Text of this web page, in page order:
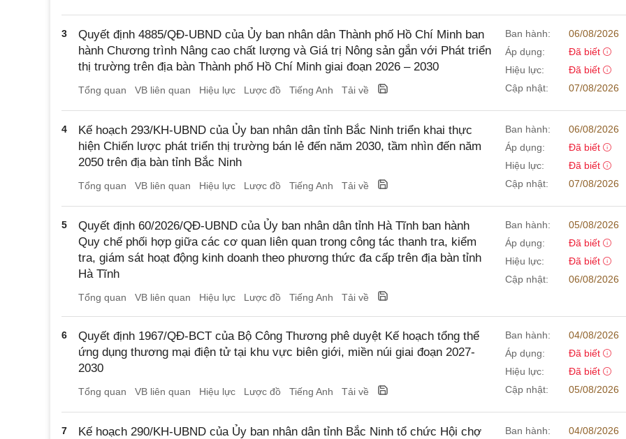
3
Quyết định 4885/QĐ-UBND của Ủy ban nhân dân Thành phố Hồ Chí Minh ban
hành Chương trình Nâng cao chất lượng và Giá trị Nông sản gắn với Phát triển
thị trường trên địa bàn Thành phố Hồ Chí Minh giai đoạn 2026 – 2030
Tổng quan VB liên quan Hiệu lực Lược đồ Tiếng Anh Tải về
Ban hành:
06/08/2026
Áp dụng:
Đã biết
Hiệu lực:
Đã biết
Cập nhật:
07/08/2026
4
Kế hoạch 293/KH-UBND của Ủy ban nhân dân tỉnh Bắc Ninh triển khai thực
hiện Chiến lược phát triển thị trường bán lẻ đến năm 2030, tầm nhìn đến năm
2050 trên địa bàn tỉnh Bắc Ninh
Tổng quan VB liên quan Hiệu lực Lược đồ Tiếng Anh Tải về
Ban hành:
06/08/2026
Áp dụng:
Đã biết
Hiệu lực:
Đã biết
Cập nhật:
07/08/2026
5
Quyết định 60/2026/QĐ-UBND của Ủy ban nhân dân tỉnh Hà Tĩnh ban hành
Quy chế phối hợp giữa các cơ quan liên quan trong công tác thanh tra, kiểm
tra, giám sát hoạt động kinh doanh theo phương thức đa cấp trên địa bàn tỉnh
Hà Tĩnh
Tổng quan VB liên quan Hiệu lực Lược đồ Tiếng Anh Tải về
Ban hành:
05/08/2026
Áp dụng:
Đã biết
Hiệu lực:
Đã biết
Cập nhật:
06/08/2026
6
Quyết định 1967/QĐ-BCT của Bộ Công Thương phê duyệt Kế hoạch tổng thể
ứng dụng thương mại điện tử tại khu vực biên giới, miền núi giai đoạn 2027-
2030
Tổng quan VB liên quan Hiệu lực Lược đồ Tiếng Anh Tải về
Ban hành:
04/08/2026
Áp dụng:
Đã biết
Hiệu lực:
Đã biết
Cập nhật:
05/08/2026
7
Kế hoạch 290/KH-UBND của Ủy ban nhân dân tỉnh Bắc Ninh tổ chức Hội chợ
Ban hành:
04/08/2026